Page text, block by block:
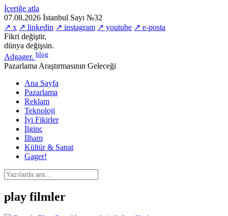
İçeriğe atla
07.08.2026 İstanbul Sayı №32
↗ x ↗ linkedin ↗ instagram ↗ youtube ↗ e-posta
Fikri değiştir,
dünya değişsin.
Adgager. blog
Pazarlama Araştırmasının Geleceği
Ana Sayfa
Pazarlama
Reklam
Teknoloji
İyi Fikirler
İlginç
İlham
Kültür & Sanat
Gager!
play filmler